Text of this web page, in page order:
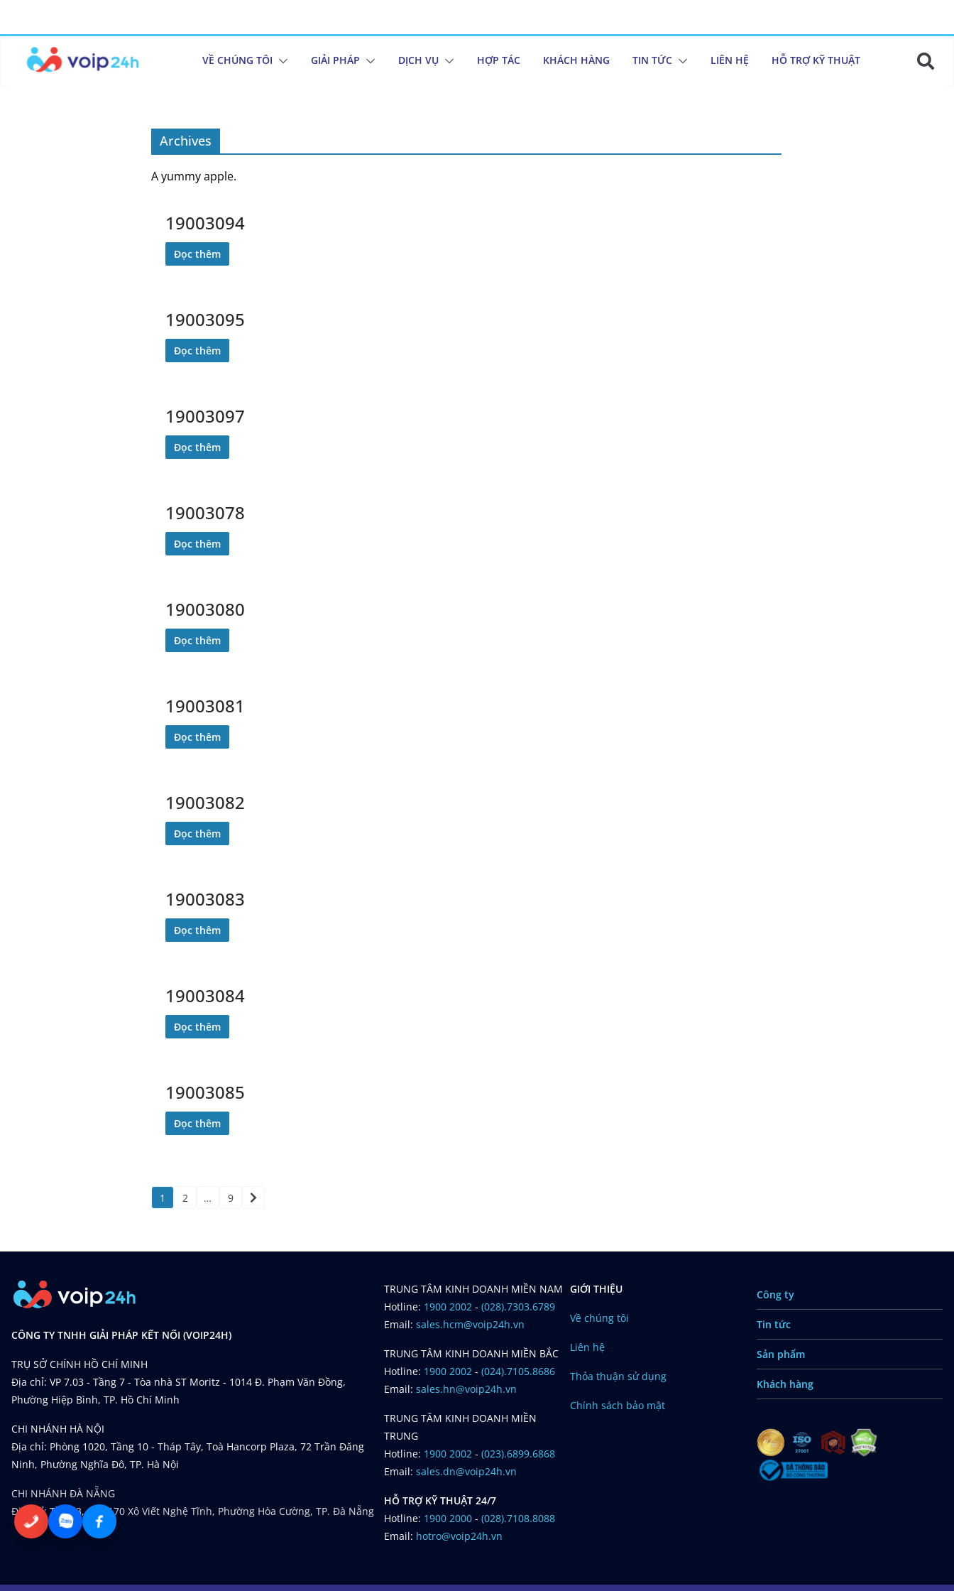
VỀ CHÚNG TÔI GIẢI PHÁP DỊCH VỤ HỢP TÁC KHÁCH HÀNG TIN TỨC LIÊN HỆ HỖ TRỢ KỸ THUẬT
Archives
A yummy apple.
19003094
Đọc thêm
19003095
Đọc thêm
19003097
Đọc thêm
19003078
Đọc thêm
19003080
Đọc thêm
19003081
Đọc thêm
19003082
Đọc thêm
19003083
Đọc thêm
19003084
Đọc thêm
19003085
Đọc thêm
1 2 … 9
CÔNG TY TNHH GIẢI PHÁP KẾT NỐI (VOIP24H)
TRỤ SỞ CHÍNH HỒ CHÍ MINH
Địa chỉ: VP 7.03 - Tầng 7 - Tòa nhà ST Moritz - 1014 Đ. Phạm Văn Đồng,
Phường Hiệp Bình, TP. Hồ Chí Minh
CHI NHÁNH HÀ NỘI
Địa chỉ: Phòng 1020, Tầng 10 - Tháp Tây, Toà Hancorp Plaza, 72 Trần Đăng
Ninh, Phường Nghĩa Đô, TP. Hà Nội
CHI NHÁNH ĐÀ NẴNG
Địa chỉ: Tầng 3, 168-170 Xô Viết Nghệ Tĩnh, Phường Hòa Cường, TP. Đà Nẵng
TRUNG TÂM KINH DOANH MIỀN NAM
Hotline: 1900 2002- (028).7303.6789
Email: sales.hcm@voip24h.vn
TRUNG TÂM KINH DOANH MIỀN BẮC
Hotline: 1900 2002- (024).7105.8686
Email: sales.hn@voip24h.vn
TRUNG TÂM KINH DOANH MIỀN
TRUNG
Hotline: 1900 2002- (023).6899.6868
Email: sales.dn@voip24h.vn
HỖ TRỢ KỸ THUẬT 24/7
Hotline: 1900 2000- (028).7108.8088
Email: hotro@voip24h.vn
GIỚI THIỆU
Về chúng tôi
Liên hệ
Thỏa thuận sử dụng
Chính sách bảo mật
Công ty
Tin tức
Sản phẩm
Khách hàng